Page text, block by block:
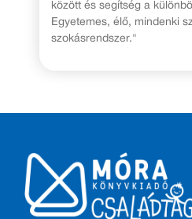
között és segítség a
Egyetemes, élő, mindenki
szokásrendszer."